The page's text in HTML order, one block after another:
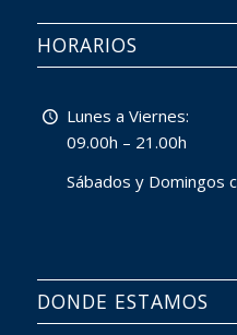
HORARIOS
Lunes a Viernes:
09.00h – 21.00h
Sábados y Domingos
DONDE ESTAMOS